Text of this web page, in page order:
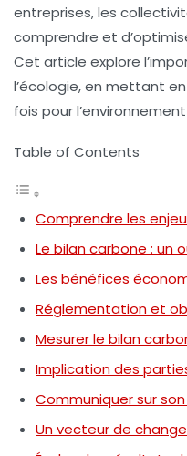
entreprises, les
comprendre et
Cet article explore
l’écologie, en mettant
fois pour
Table of Contents
Comprendre les
Le bilan carbone : un
Les bénéfices
Réglementation et
Mesurer le bilan
Implication des
Communiquer sur
Un vecteur de